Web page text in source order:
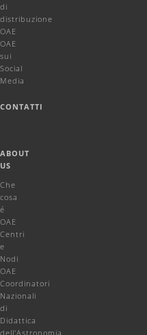
di
distribuzione
OAE
OAE
sui
Social
Media
CONTATTI
ABOUT
US
Che
cosa
é
OAE
Centri
e
Nodi
OAE
Coordinatori
Nazionali
di
Didattica
dell'Astronomia